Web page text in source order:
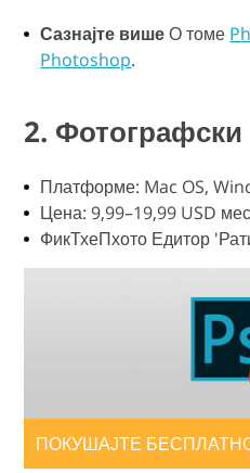
Сазнајте вишеО томе
Photoshop.
2.
Платформе: Mac OS,
Цена: 9,99–19,99 USD
ФикТхеПхото Едитор
ПОКУШАЈТЕ